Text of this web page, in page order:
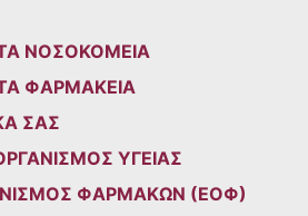
ΝΟΣΟΚΟΜΕΙΑ
ΦΑΡΜΑΚΕΙΑ
ΣΑΣ
ΥΓΕΙΑΣ
ΦΑΡΜΑΚΩΝ (ΕΟΦ)